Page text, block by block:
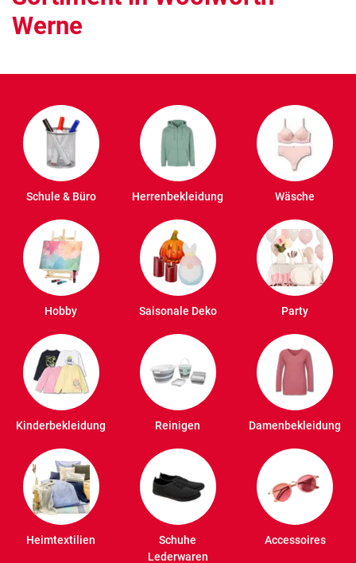
Werne
Schule & Büro Herrenbekleidung Wäsche
Hobby Saisonale Deko Party
Kinderbekleidung Reinigen Damenbekleidung
Heimtextilien
Schuhe
Lederwaren
Accessoires